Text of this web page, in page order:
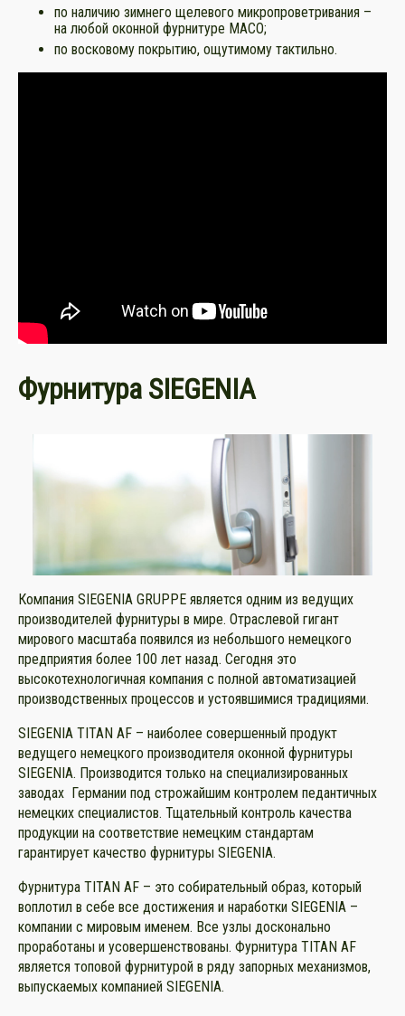
по наличию зимнего щелевого микропроветривания –
на любой оконной фурнитуре MACO;
по восковому покрытию, ощутимому тактильно.
Фурнитура SIEGENIA
Компания SIEGENIA GRUPPE является одним из ведущих
производителей фурнитуры в мире. Отраслевой гигант
мирового масштаба появился из небольшого немецкого
предприятия более 100 лет назад. Сегодня это
высокотехнологичная компания с полной автоматизацией
производственных процессов и устоявшимися традициями.
SIEGENIA TITAN AF – наиболее совершенный продукт
ведущего немецкого производителя оконной фурнитуры
SIEGENIA. Производится только на специализированных
заводах Германии под строжайшим контролем педантичных
немецких специалистов. Тщательный контроль качества
продукции на соответствие немецким стандартам
гарантирует качество фурнитуры SIEGENIA.
Фурнитура TITAN AF – это собирательный образ, который
воплотил в себе все достижения и наработки SIEGENIA –
компании с мировым именем. Все узлы досконально
проработаны и усовершенствованы. Фурнитура TITAN AF
является топовой фурнитурой в ряду запорных механизмов,
выпускаемых компанией SIEGENIA.